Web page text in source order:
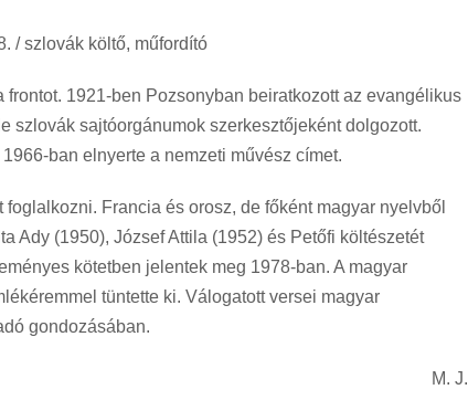
/ szlovák költő, műfordító
1921-ben Pozsonyban beiratkozott az evangélikus
szlovák sajtóorgánumok szerkesztőjeként dolgozott.
ban elnyerte a nemzeti művész címet.
Francia és orosz, de főként magyar nyelvből
Ady (1950), József Attila (1952) és Petőfi költészetét
kötetben jelentek meg 1978-ban. A magyar
tüntette ki. Válogatott versei magyar
gondozásában.
M. J.